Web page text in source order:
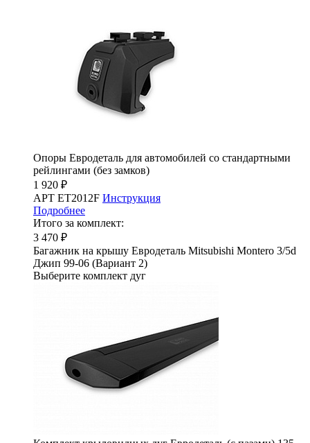
Опоры Евродеталь для автомобилей со стандартными
рейлингами (без замков)
1 920 ₽
АРТ ET2012F Инструкция
Подробнее
Итого за комплект:
3 470 ₽
Багажник на крышу Евродеталь Mitsubishi Montero 3/5d
Джип 99-06 (Вариант 2)
Выберите комплект дуг